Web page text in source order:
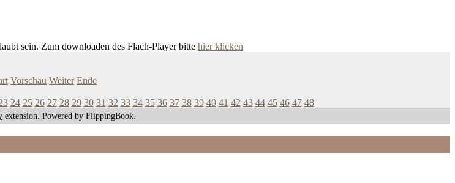
sein. Zum downloaden des Flach-Player bitte hier klicken
Vorschau Weiter Ende
24 25 26 27 28 29 30 31 32 33 34 35 36 37 38 39 40 41 42 43 44 45 46 47 48
extension. Powered by FlippingBook.